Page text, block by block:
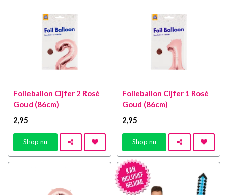
Folieballon Cijfer 2 Rosé
Goud (86cm)
2 ,95
Shop nu
Folieballon Cijfer 1 Rosé
Goud (86cm)
2 ,95
Shop nu